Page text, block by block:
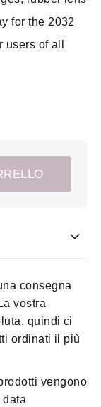
for the 2032
of all
consegna
vostra
quindi ci
ordinati il più
vengono